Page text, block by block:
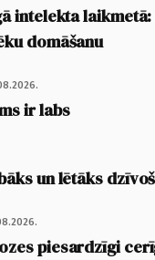
intelekta
domāšanu
ir labs
un lētāks
piesardzīgi